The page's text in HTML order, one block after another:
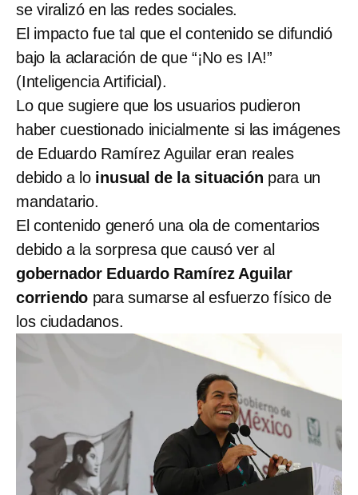
se viralizó en las redes sociales.
El impacto fue tal que el contenido se difundió
bajo la aclaración de que “¡No es IA!”
(Inteligencia Artificial).
Lo que sugiere que los usuarios pudieron
haber cuestionado inicialmente si las imágenes
de Eduardo Ramírez Aguilar eran reales
debido a lo inusual de la situación para un
mandatario.
El contenido generó una ola de comentarios
debido a la sorpresa que causó ver al
gobernador Eduardo Ramírez Aguilar
corriendo para sumarse al esfuerzo físico de
los ciudadanos.